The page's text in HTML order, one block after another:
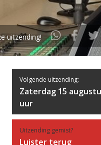
uitzending!
Volgende uitzending:
Zaterdag 15
uur
Uitzending gemist?
Luister terug